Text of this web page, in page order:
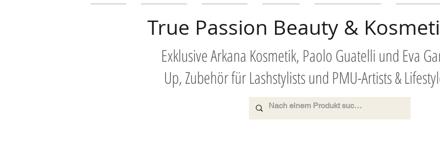
True Passion Beauty &
Exklusive Arkana Kosmetik, Paolo Guatelli und Eva
Up, Zubehör für Lashstylists und PMU-Artists &